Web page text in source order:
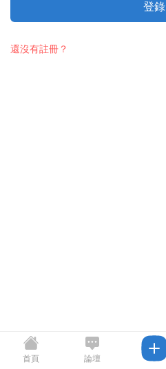
登錄
還沒有註冊？
首頁 論壇